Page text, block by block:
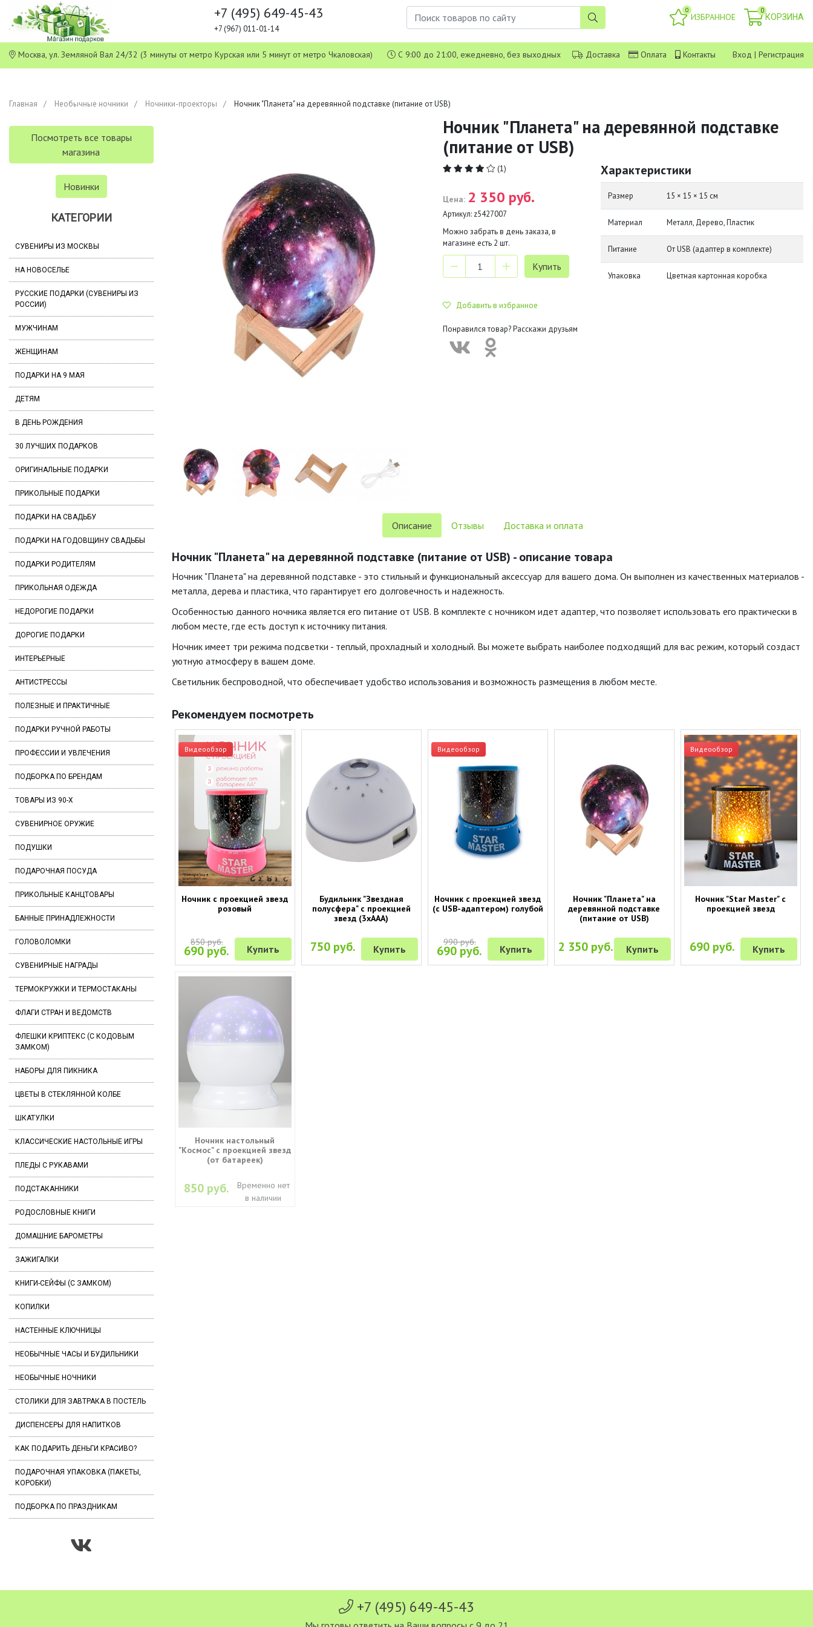
+7 (495) 649-45-43
+7 (967) 011-01-14
0
ИЗБРАННОЕ
0
КОРЗИНА
Москва, ул. Земляной Вал 24/32 (3 минуты от метро Курская или 5 минут от метро Чкаловская) С 9:00 до 21:00, ежедневно, без выходных Доставка Оплата Контакты Вход | Регистрация
Главная Необычные ночники Ночники-проекторы Ночник "Планета" на деревянной подставке (питание от USB)
Посмотреть все товары
магазина
Новинки
КАТЕГОРИИ
СУВЕНИРЫ ИЗ МОСКВЫ
НА НОВОСЕЛЬЕ
РУССКИЕ ПОДАРКИ (СУВЕНИРЫ ИЗ
РОССИИ)
МУЖЧИНАМ
ЖЕНЩИНАМ
ПОДАРКИ НА 9 МАЯ
ДЕТЯМ
В ДЕНЬ РОЖДЕНИЯ
30 ЛУЧШИХ ПОДАРКОВ
ОРИГИНАЛЬНЫЕ ПОДАРКИ
ПРИКОЛЬНЫЕ ПОДАРКИ
ПОДАРКИ НА СВАДЬБУ
ПОДАРКИ НА ГОДОВЩИНУ СВАДЬБЫ
ПОДАРКИ РОДИТЕЛЯМ
ПРИКОЛЬНАЯ ОДЕЖДА
НЕДОРОГИЕ ПОДАРКИ
ДОРОГИЕ ПОДАРКИ
ИНТЕРЬЕРНЫЕ
АНТИСТРЕССЫ
ПОЛЕЗНЫЕ И ПРАКТИЧНЫЕ
ПОДАРКИ РУЧНОЙ РАБОТЫ
ПРОФЕССИИ И УВЛЕЧЕНИЯ
ПОДБОРКА ПО БРЕНДАМ
ТОВАРЫ ИЗ 90-Х
СУВЕНИРНОЕ ОРУЖИЕ
ПОДУШКИ
ПОДАРОЧНАЯ ПОСУДА
ПРИКОЛЬНЫЕ КАНЦТОВАРЫ
БАННЫЕ ПРИНАДЛЕЖНОСТИ
ГОЛОВОЛОМКИ
СУВЕНИРНЫЕ НАГРАДЫ
ТЕРМОКРУЖКИ И ТЕРМОСТАКАНЫ
ФЛАГИ СТРАН И ВЕДОМСТВ
ФЛЕШКИ КРИПТЕКС (С КОДОВЫМ
ЗАМКОМ)
НАБОРЫ ДЛЯ ПИКНИКА
ЦВЕТЫ В СТЕКЛЯННОЙ КОЛБЕ
ШКАТУЛКИ
КЛАССИЧЕСКИЕ НАСТОЛЬНЫЕ ИГРЫ
ПЛЕДЫ С РУКАВАМИ
ПОДСТАКАННИКИ
РОДОСЛОВНЫЕ КНИГИ
ДОМАШНИЕ БАРОМЕТРЫ
ЗАЖИГАЛКИ
КНИГИ-СЕЙФЫ (С ЗАМКОМ)
КОПИЛКИ
НАСТЕННЫЕ КЛЮЧНИЦЫ
НЕОБЫЧНЫЕ ЧАСЫ И БУДИЛЬНИКИ
НЕОБЫЧНЫЕ НОЧНИКИ
СТОЛИКИ ДЛЯ ЗАВТРАКА В ПОСТЕЛЬ
ДИСПЕНСЕРЫ ДЛЯ НАПИТКОВ
КАК ПОДАРИТЬ ДЕНЬГИ КРАСИВО?
ПОДАРОЧНАЯ УПАКОВКА (ПАКЕТЫ,
КОРОБКИ)
ПОДБОРКА ПО ПРАЗДНИКАМ
Ночник "Планета" на деревянной подставке
(питание от USB)
(1)
Цена: 2 350 руб.
Артикул: z5427007
Можно забрать в день заказа, в
магазине есть 2 шт.
Добавить в избранное
Понравился товар? Расскажи друзьям
Характеристики
Размер 15 × 15 × 15 см
Материал Металл, Дерево, Пластик
Питание От USB (адаптер в комплекте)
Упаковка Цветная картонная коробка
Описание Отзывы Доставка и оплата
Ночник "Планета" на деревянной подставке (питание от USB) - описание товара
Ночник "Планета" на деревянной подставке - это стильный и функциональный аксессуар для вашего дома. Он выполнен из качественных материалов -
металла, дерева и пластика, что гарантирует его долговечность и надежность.
Особенностью данного ночника является его питание от USB. В комплекте с ночником идет адаптер, что позволяет использовать его практически в
любом месте, где есть доступ к источнику питания.
Ночник имеет три режима подсветки - теплый, прохладный и холодный. Вы можете выбрать наиболее подходящий для вас режим, который создаст
уютную атмосферу в вашем доме.
Светильник беспроводной, что обеспечивает удобство использования и возможность размещения в любом месте.
Рекомендуем посмотреть
Видеообзор
Ночник с проекцией звезд
розовый
850 руб.
690 руб. Купить
Будильник "Звездная
полусфера" с проекцией
звезд (3хААА)
750 руб. Купить
Видеообзор
Ночник с проекцией звезд
(с USB-адаптером) голубой
990 руб.
690 руб. Купить
Ночник "Планета" на
деревянной подставке
(питание от USB)
2 350 руб. Купить
Видеообзор
Ночник "Star Master" с
проекцией звезд
690 руб. Купить
Ночник настольный
"Космос" с проекцией звезд
(от батареек)
850 руб.
Временно нет
в наличии
+7 (495) 649-45-43